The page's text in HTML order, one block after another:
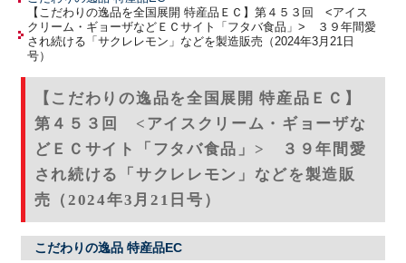
【こだわりの逸品を全国展開 特産品ＥＣ】第４５３回 <アイス
クリーム・ギョーザなどＥＣサイト「フタバ食品」> ３９年間愛
され続ける「サクレレモン」などを製造販売（2024年3月21日
号）
【こだわりの逸品を全国展開 特産品ＥＣ】
第４５３回 <アイスクリーム・ギョーザな
どＥＣサイト「フタバ食品」> ３９年間愛
され続ける「サクレレモン」などを製造販
売（2024年3月21日号）
こだわりの逸品 特産品EC